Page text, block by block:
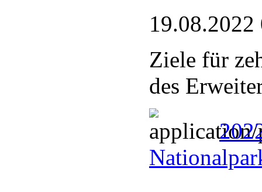
19.08.2022
Ziele für
des